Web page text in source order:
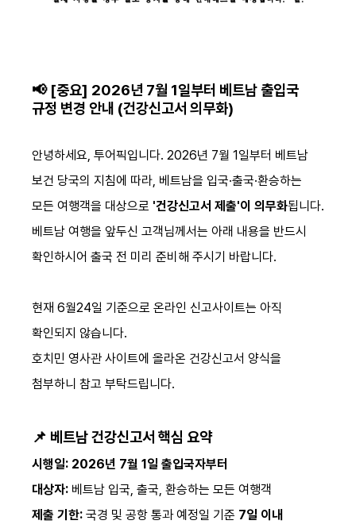
📢 [중요] 2026년 7월 1일부터 베트남 출입국
규정 변경 안내 (건강신고서 의무화)
안녕하세요, 투어픽입니다. 2026년 7월 1일부터 베트남
보건 당국의 지침에 따라, 베트남을 입국·출국·환승하는
모든 여행객을 대상으로 '건강신고서 제출'이 의무화됩니다.
베트남 여행을 앞두신 고객님께서는 아래 내용을 반드시
확인하시어 출국 전 미리 준비해 주시기 바랍니다.
현재 6월24일 기준으로 온라인 신고사이트는 아직
확인되지 않습니다.
호치민 영사관 사이트에 올라온 건강신고서 양식을
첨부하니 참고 부탁드립니다.
📌 베트남 건강신고서 핵심 요약
시행일: 2026년 7월 1일 출입국자부터
대상자: 베트남 입국, 출국, 환승하는 모든 여행객
제출 기한: 국경 및 공항 통과 예정일 기준 7일 이내